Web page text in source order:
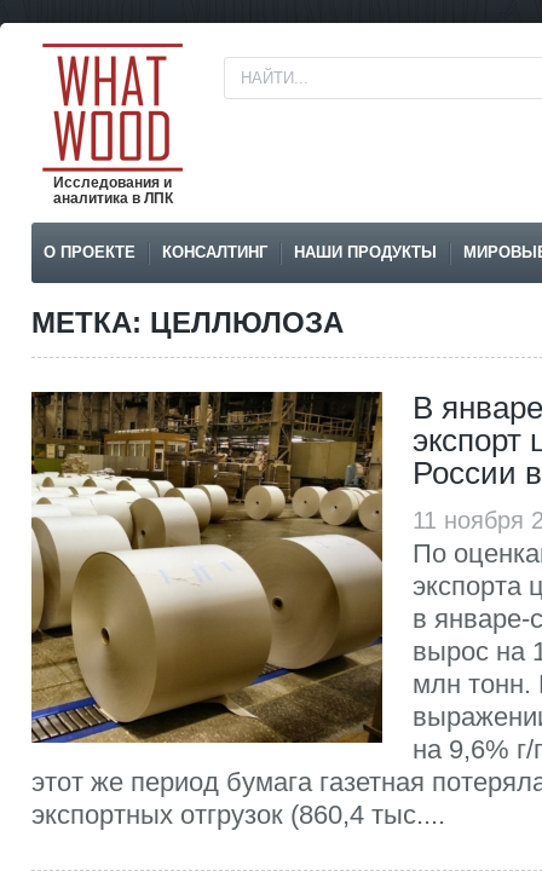
Исследования и
аналитика в ЛПК
О ПРОЕКТЕ КОНСАЛТИНГ НАШИ ПРОДУКТЫ
МЕТКА: ЦЕЛЛЮЛОЗА
В
экспорт
России
11
По
экспорта
в январе-
вырос на
млн тонн.
на 9,6%
этот же период бумага газетная
экспортных отгрузок (860,4 тыс....